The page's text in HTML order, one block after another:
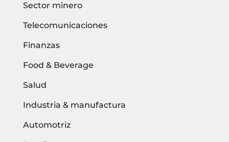
Sector minero
Telecomunicaciones
Finanzas
Food & Beverage
Salud
Industria & manufactura
Automotriz